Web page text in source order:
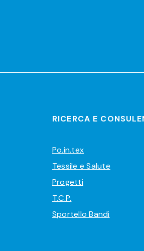
RICERCA E
Po.in.tex
Tessile e Salute
Progetti
T.C.P.
Sportello Bandi